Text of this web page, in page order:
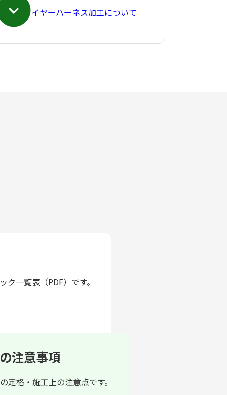
ワイヤーハーネス加工について
ク一覧表（PDF）です。
注意事項
定格・施工上の注意点です。